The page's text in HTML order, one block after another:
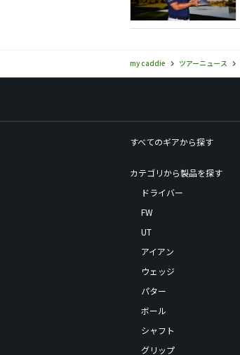
my caddie ツアーニュース
すべてのギアから探す
カテゴリから製品を探す
ドライバー
FW
UT
アイアン
ウェッジ
パター
ボール
シャフト
グリップ